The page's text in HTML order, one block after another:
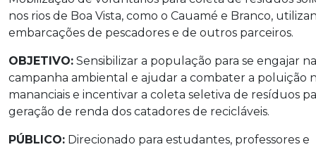
nos rios de Boa Vista, como o Cauamé e Branco,
embarcações de pescadores e de outros parceiros.
OBJETIVO: Sensibilizar a população para se engajar na
campanha ambiental e ajudar a combater a poluição
mananciais e incentivar a coleta seletiva de resíduos
geração de renda dos catadores de recicláveis.
PÚBLICO: Direcionado para estudantes, professores e